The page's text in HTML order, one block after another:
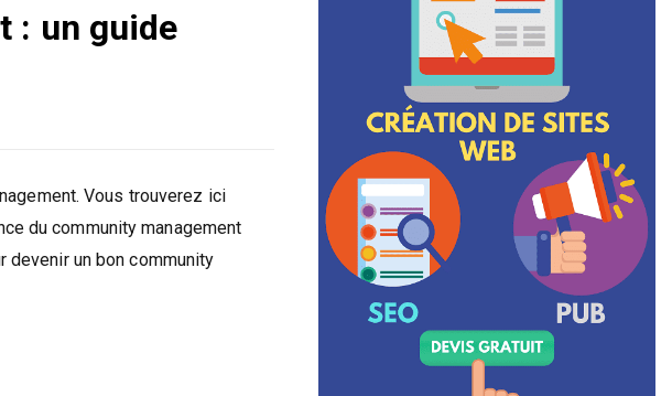
: un guide
Vous trouverez ici
du community management
un bon community